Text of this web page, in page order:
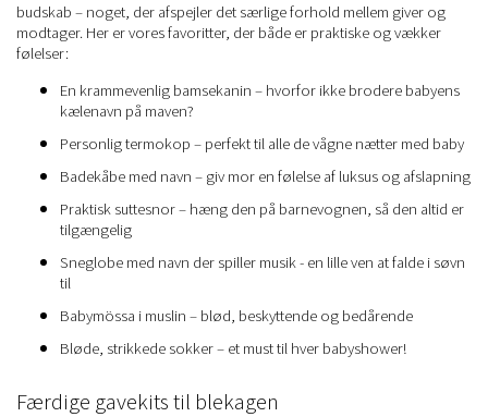
budskab – noget, der afspejler det særlige forhold mellem giver og
modtager. Her er vores favoritter, der både er praktiske og vækker
følelser:
En krammevenlig bamsekanin – hvorfor ikke brodere babyens
kælenavn på maven?
Personlig termokop – perfekt til alle de vågne nætter med baby
Badekåbe med navn – giv mor en følelse af luksus og afslapning
Praktisk suttesnor – hæng den på barnevognen, så den altid er
tilgængelig
Sneglobe med navn der spiller musik - en lille ven at falde i søvn
til
Babymössa i muslin – blød, beskyttende og bedårende
Bløde, strikkede sokker – et must til hver babyshower!
Færdige gavekits til blekagen